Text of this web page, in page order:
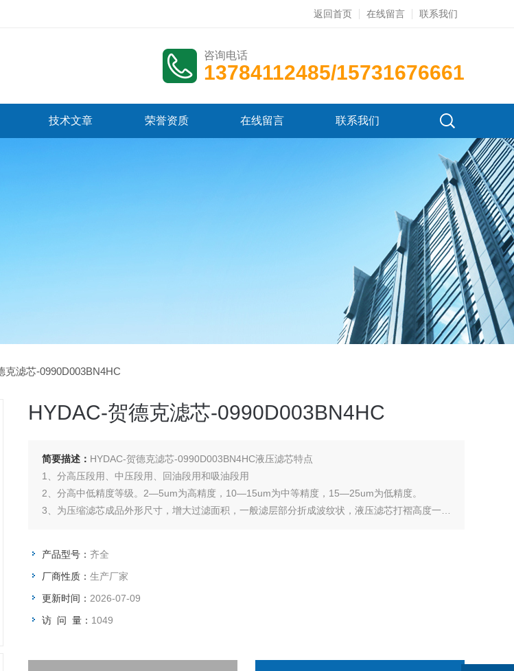
返回首页 在线留言 联系我们
咨询电话
13784112485/15731676661
技术文章 荣誉资质 在线留言 联系我们
滤芯-0990D003BN4HC
HYDAC-贺德克滤芯-0990D003BN4HC
简要描述： HYDAC-贺德克滤芯-0990D003BN4HC液压滤芯特点
1、分高压段用、中压段用、回油段用和吸油段用
2、分高中低精度等级。2—5um为高精度，10—15um为中等精度，15—25um为低精度。
3、为压缩滤芯成品外形尺寸，增大过滤面积，一般滤层部分折成波纹状，液压滤芯打褶高度一般
产品型号： 齐全
厂商性质： 生产厂家
更新时间： 2026-07-09
访 问 量： 1049